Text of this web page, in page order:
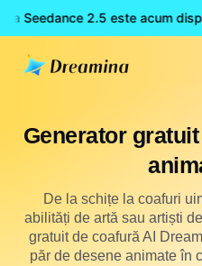
Seedance 2.5 este acum
Acasă Creează Generator
Generator
De la schițe la coafuri
abilități de artă sau artiști
gratuit de coafură AI
păr de desene animate în